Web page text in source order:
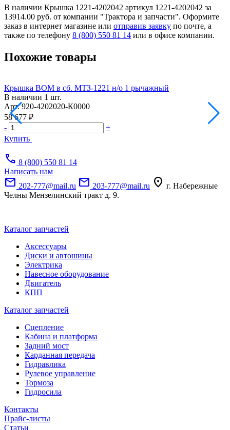
В наличии Крышка 1221-4202042 артикул 1221-4202042 за
13914.00 руб. от компании "Трактора и запчасти". Оформите
заказ в интернет магазине или отправив заявку по почте, а
также по телефону 8 (800) 550 81 14 или в офисе компании.
Похожие товары
Крышка ВОМ в сб. МТЗ-1221 н/о 1 рычажный
В наличии 1 шт.
Арт. 920-4202020-К0000
58 677 ₽
-
+
Купить
call 8 (800) 550 81 14
Написать нам
mail 202-777@mail.ru mail 203-777@mail.ru location_on г. Набережные
Челны Мензелинский тракт д. 9.
Каталог запчастей
Аксессуары
Диски и автошины
Электрика
Навесное оборудование
Двигатель
КПП
Каталог запчастей
Сцепление
Кабина и платформа
Задний мост
Карданная передача
Гидравлика
Рулевое управление
Тормоза
Гидросила
Контакты
Прайс-листы
Статьи